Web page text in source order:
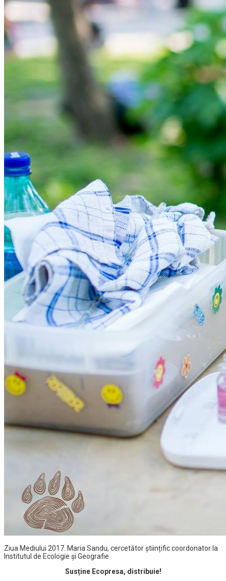
Ziua Mediului 2017. Maria Sandu, cercetător științific coordonator la
Institutul de Ecologie și Geografie
Susține Ecopresa, distribuie!